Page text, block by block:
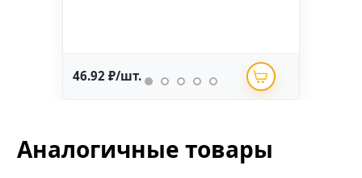
46.92 ₽/шт.
Аналогичные товары